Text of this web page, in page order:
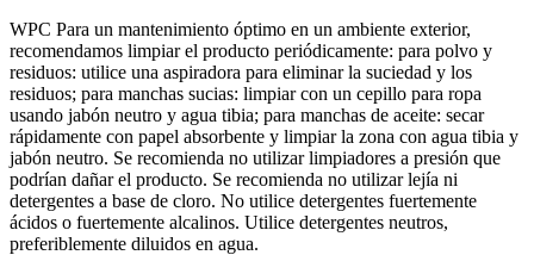
WPC Para un mantenimiento óptimo en un ambiente exterior,
recomendamos limpiar el producto periódicamente: para polvo y
residuos: utilice una aspiradora para eliminar la suciedad y los
residuos; para manchas sucias: limpiar con un cepillo para ropa
usando jabón neutro y agua tibia; para manchas de aceite: secar
rápidamente con papel absorbente y limpiar la zona con agua tibia y
jabón neutro. Se recomienda no utilizar limpiadores a presión que
podrían dañar el producto. Se recomienda no utilizar lejía ni
detergentes a base de cloro. No utilice detergentes fuertemente
ácidos o fuertemente alcalinos. Utilice detergentes neutros,
preferiblemente diluidos en agua.